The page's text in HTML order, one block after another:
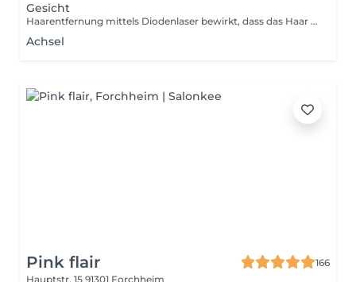
Gesicht
Haarentfernung mittels Diodenlaser bewirkt, dass das Haar einschliesslich Haarfollikel endgültig zerstört und erneuter Wachstum dauerhaft verhindert wird. In jeder Behandlung werden aber nur die aktiven d.h. die derzeit nicht im Ruhezustand befindlichen Haarfollikel entfernt.
Achsel
Pink flair
166
Hauptstr. 15 91301 Forchheim